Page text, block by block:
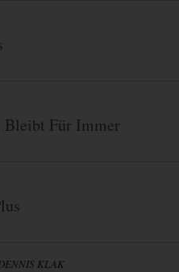
Bleibt Für Immer
KLAK